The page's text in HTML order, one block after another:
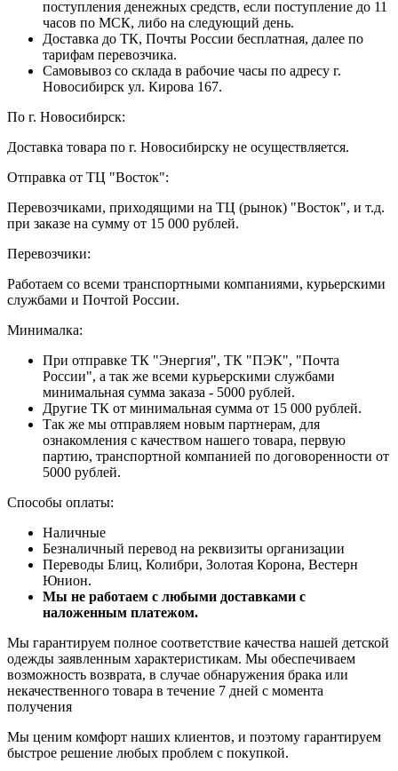
поступления денежных средств, если поступление до 11
часов по МСК, либо на следующий день.
Доставка до ТК, Почты России бесплатная, далее по
тарифам перевозчика.
Самовывоз со склада в рабочие часы по адресу г.
Новосибирск ул. Кирова 167.
По г. Новосибирск:
Доставка товара по г. Новосибирску не осуществляется.
Отправка от ТЦ "Восток":
Перевозчиками, приходящими на ТЦ (рынок) "Восток", и т.д.
при заказе на сумму от 15 000 рублей.
Перевозчики:
Работаем со всеми транспортными компаниями, курьерскими
службами и Почтой России.
Минималка:
При отправке ТК "Энергия", ТК "ПЭК", "Почта
России", а так же всеми курьерскими службами
минимальная сумма заказа - 5000 рублей.
Другие ТК от минимальная сумма от 15 000 рублей.
Так же мы отправляем новым партнерам, для
ознакомления с качеством нашего товара, первую
партию, транспортной компанией по договоренности от
5000 рублей.
Способы оплаты:
Наличные
Безналичный перевод на реквизиты организации
Переводы Блиц, Колибри, Золотая Корона, Вестерн
Юнион.
Мы не работаем с любыми доставками с
наложенным платежом.
Мы гарантируем полное соответствие качества нашей детской
одежды заявленным характеристикам. Мы обеспечиваем
возможность возврата, в случае обнаружения брака или
некачественного товара в течение 7 дней с момента
получения
Мы ценим комфорт наших клиентов, и поэтому гарантируем
быстрое решение любых проблем с покупкой.